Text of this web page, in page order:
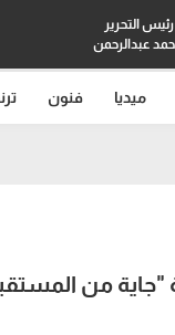
رئيس التحرير
عبدالرحمن
ميديا فنون
"جاية من